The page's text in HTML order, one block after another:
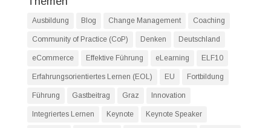
Ausbildung Blog Change Management Coaching
Community of Practice (CoP) Denken Deutschland
eCommerce Effektive Führung eLearning ELF10
Erfahrungsorientiertes Lernen (EOL) EU Fortbildung
Führung Gastbeitrag Graz Innovation
Integriertes Lernen Keynote Keynote Speaker